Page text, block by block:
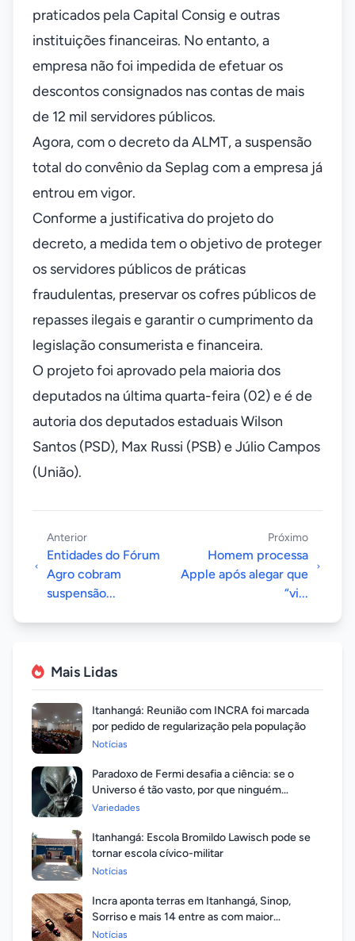
praticados pela Capital Consig e outras
instituições financeiras. No entanto, a
empresa não foi impedida de efetuar os
descontos consignados nas contas de mais
de 12 mil servidores públicos.
Agora, com o decreto da ALMT, a suspensão
total do convênio da Seplag com a empresa já
entrou em vigor.
Conforme a justificativa do projeto do
decreto, a medida tem o objetivo de proteger
os servidores públicos de práticas
fraudulentas, preservar os cofres públicos de
repasses ilegais e garantir o cumprimento da
legislação consumerista e financeira.
O projeto foi aprovado pela maioria dos
deputados na última quarta-feira (02) e é de
autoria dos deputados estaduais Wilson
Santos (PSD), Max Russi (PSB) e Júlio Campos
(União).
Anterior
Entidades do Fórum
Agro cobram
suspensão...
Próximo
Homem processa
Apple após alegar que
“vi...
Mais Lidas
Itanhangá: Reunião com INCRA foi marcada
por pedido de regularização pela população
Notícias
Paradoxo de Fermi desafia a ciência: se o
Universo é tão vasto, por que ninguém
respondeu?
Variedades
Itanhangá: Escola Bromildo Lawisch pode se
tornar escola cívico-militar
Notícias
Incra aponta terras em Itanhangá, Sinop,
Sorriso e mais 14 entre as com maior
valorização
Notícias